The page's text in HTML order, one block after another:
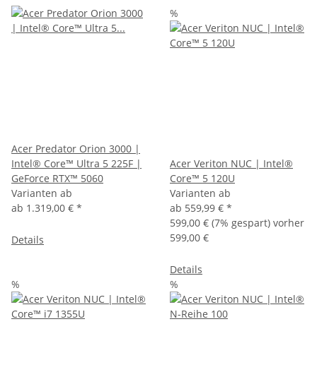
Acer Predator Orion 3000 |
Intel® Core™ Ultra 5 225F |
GeForce RTX™ 5060
Varianten ab
ab 1.319,00 € *
Details
%
Acer Veriton NUC | Intel®
Core™ 5 120U
Varianten ab
ab 559,99 € *
599,00 € (7% gespart) vorher
599,00 €
Details
%
%